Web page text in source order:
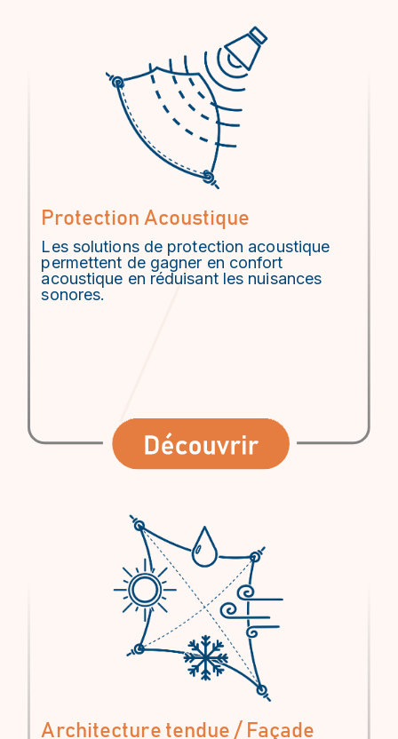
Protection Acoustique
Les solutions de protection acoustique
permettent de gagner en confort
acoustique en réduisant les nuisances
sonores.
Architecture tendue / Façade